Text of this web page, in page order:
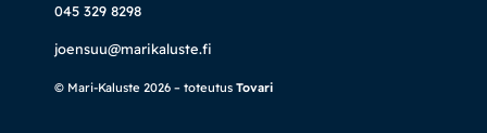
045 329 8298
joensuu@marikaluste.fi
© Mari-Kaluste 2026 – toteutus Tovari